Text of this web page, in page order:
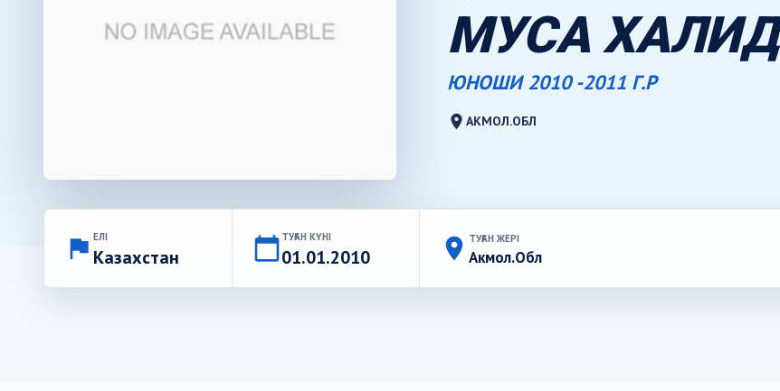
МУСА ХАЛИД
ЮНОШИ 2010 -2011 Г.Р
location_on АКМОЛ.ОБЛ
flag ЕЛІ
Казахстан calendar_today ТУҒАН КҮНІ
01.01.2010 place ТУҒАН ЖЕРІ
Акмол.Обл